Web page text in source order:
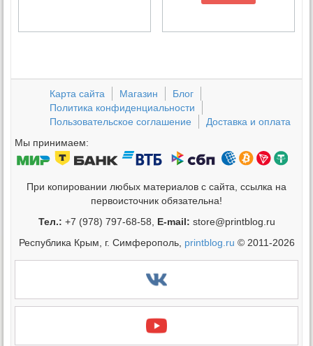
Карта сайта Магазин
Блог
Политика конфиденциальности
Пользовательское соглашение
Доставка и оплата
Мы принимаем:
При копировании любых материалов с сайта, ссылка на
первоисточник обязательна!
Тел.: +7 (978) 797-68-58, E-mail: store@printblog.ru
Республика Крым, г. Симферополь, printblog.ru © 2011-2026